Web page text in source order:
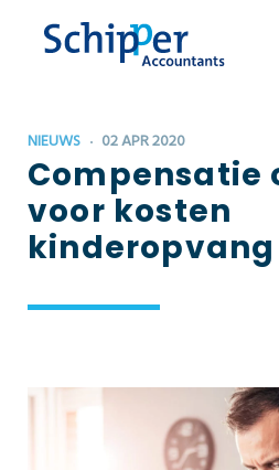
Bedrijfscontinuïteitsplan
NIEUWS 02 APR 2020
Compensatie
voor kosten
kinderopvang